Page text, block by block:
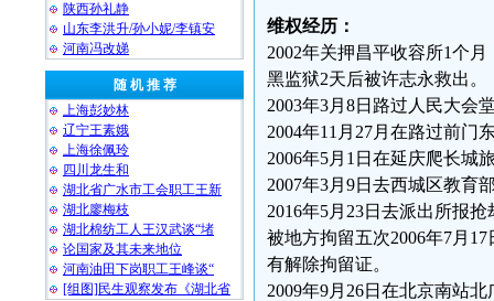
陕西孙礼静
山东李洪升/孙小妮/李镇安
河南冯改娣
随 机 推 荐
上海彭妙林⁩
辽宁王素娥
上海徐佩玲
四川龙生和
湖北省广水市工会职工王新
湖北廖梅枝
湖北棉纺工人王汉武谈“堵
论国家及其未来地位
河南油田下岗职工王峰谈“
[组图]民生观察发布《湖北省
维权经历：
2002年关押昌平收容所1个
黑监狱2天后被许志永救出。
2003年3月8日路过人民大会
2004年11月27月在路过前门
2006年5月1日在延庆爬长城
2007年3月9日去西城区教育
2016年5月23日去派出所报
被地方拘留五次2006年7月
有解除拘留证。
2009年9月26日在北京南站